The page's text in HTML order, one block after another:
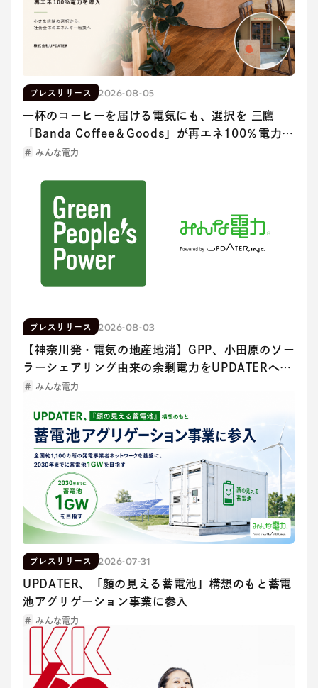
プレスリリース 2026-08-05
一杯のコーヒーを届ける電気にも、選択を 三鷹
「Banda Coffee＆Goods」が再エネ100％電力を
導入みんな電力
プレスリリース 2026-08-03
【神奈川発・電気の地産地消】GPP、小田原のソー
ラーシェアリング由来の余剰電力をUPDATERへ供
給。横浜商科大学の「再エネ100％化」を電力融通
みんな電力
プレスリリース 2026-07-31
UPDATER、「顔の見える蓄電池」構想のもと蓄電
池アグリゲーション事業に参入
みんな電力